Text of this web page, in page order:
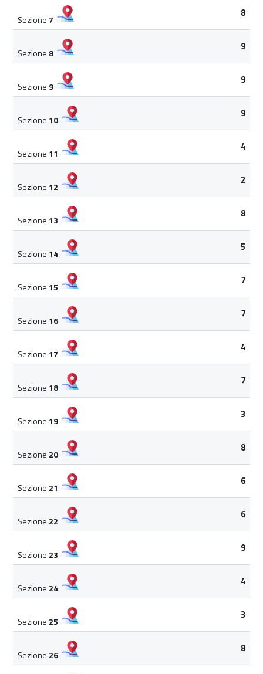
Sezione 7
8
Sezione 8
9
Sezione 9
9
Sezione 10
9
Sezione 11
4
Sezione 12
2
Sezione 13
8
Sezione 14
5
Sezione 15
7
Sezione 16
7
Sezione 17
4
Sezione 18
7
Sezione 19
3
Sezione 20
8
Sezione 21
6
Sezione 22
6
Sezione 23
9
Sezione 24
4
Sezione 25
3
Sezione 26
8